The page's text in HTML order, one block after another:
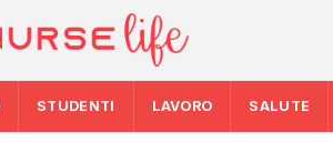
STUDENTI LAVORO SALUTE